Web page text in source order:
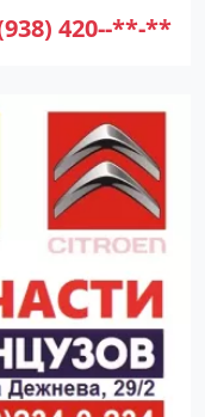
420--**-**